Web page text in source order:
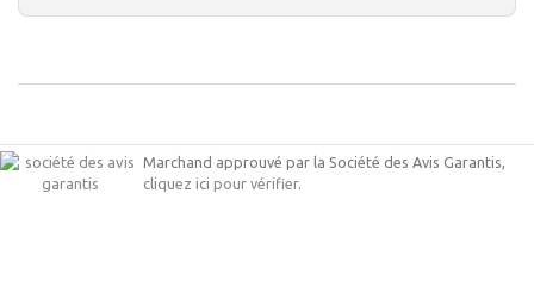
Marchand approuvé par la Société des Avis Garantis,
cliquez ici pour vérifier.